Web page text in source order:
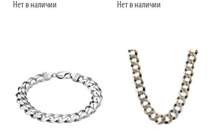
Нет в наличии Нет в наличии